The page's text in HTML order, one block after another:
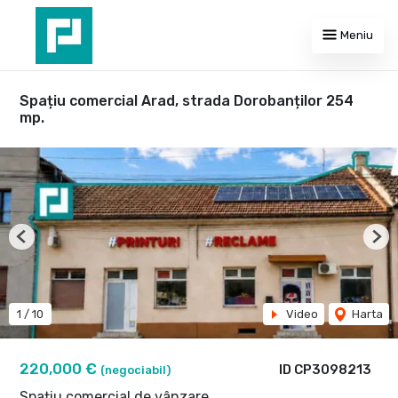
Meniu
Spațiu comercial Arad, strada Dorobanților 254
mp.
ID CP3098213
220,000 € (negociabil)
1 / 10 Video Harta
Previous